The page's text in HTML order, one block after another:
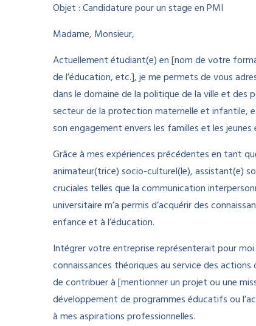
Objet : Candidature pour un stage en PMI
Madame, Monsieur,
Actuellement étudiant(e) en [nom de votre
de l’éducation, etc.], je me permets de vous
dans le domaine de la politique de la ville et des
secteur de la protection maternelle et infantile,
son engagement envers les familles et les jeunes
Grâce à mes expériences précédentes en tant
animateur(trice) socio-culturel(le), assistant(e)
cruciales telles que la communication
universitaire m’a permis d’acquérir des
enfance et à l’éducation.
Intégrer votre entreprise représenterait pour
connaissances théoriques au service des
de contribuer à [mentionner un projet ou une
développement de programmes éducatifs ou
à mes aspirations professionnelles.